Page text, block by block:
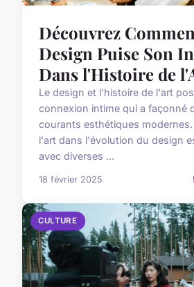
Découvrez
Design Puise Son
Dans l'Histoire de
Le design et l'histoire de l'art
connexion intime qui a façonné
courants esthétiques
l'art dans l'évolution du design
avec diverses ...
18 février 2025
CULTURE